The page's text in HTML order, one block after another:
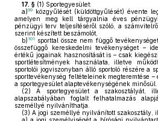
17. § (1) Sportegyesület:
a)99
közgyűlését (küldöttgyűlését) évente
amelyen meg kell tárgyalnia éves
pénzügyi terv teljesítéséről szóló, a
szerint készített beszámolót,
b) 101
sporttal össze nem függő
összefüggő kereskedelmi tevékenységet –
értékű jogainak hasznosítását is – csak
sportlétesítmények használata, illetve
sportolói jogviszonyban álló sportoló részére a
sporttevékenység feltételeinek megteremtése
a sportegyesület alaptevékenységének minősül.
(2) A sportegyesület a szakosztályát,
alapszabályában foglalt felhatalmazás
személlyé nyilváníthatja.
(3) A jogi személlyé nyilvánított szakosztály,